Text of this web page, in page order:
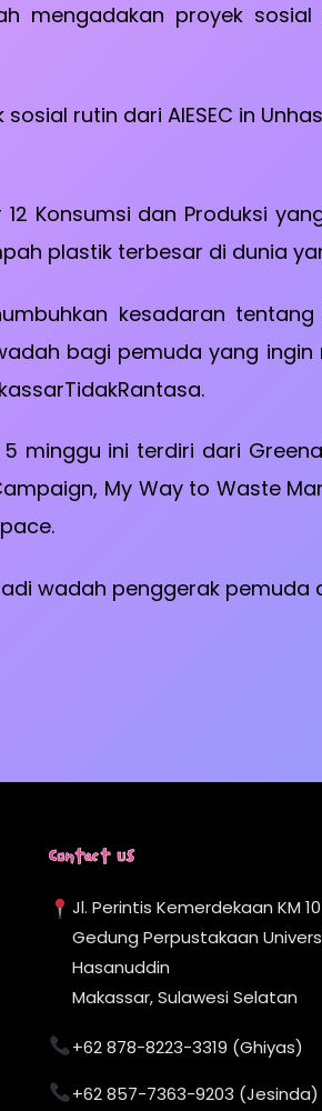
mengadakan proyek
rutin dari AIESEC in
Konsumsi dan Produksi
plastik terbesar di dunia
kesadaran
bagi pemuda yang
minggu ini terdiri dari
My Way to Waste
wadah penggerak
Contact Us
Jl. Perintis Kemerdekaan KM
Gedung Perpustakaan
Hasanuddin
Makassar, Sulawesi Selatan
+62 878-8223-3319 (Ghiyas)
+62 857-7363-9203 (Jesinda)